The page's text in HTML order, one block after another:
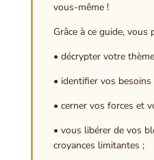
vous-même !
Grâce à ce guide, vous
• décrypter votre
• identifier vos
• cerner vos forces et
• vous libérer de vos
croyances limitantes ;